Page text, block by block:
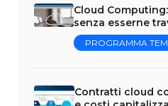
Cloud
senza esserne
PROGRAMMA
Contratti cloud